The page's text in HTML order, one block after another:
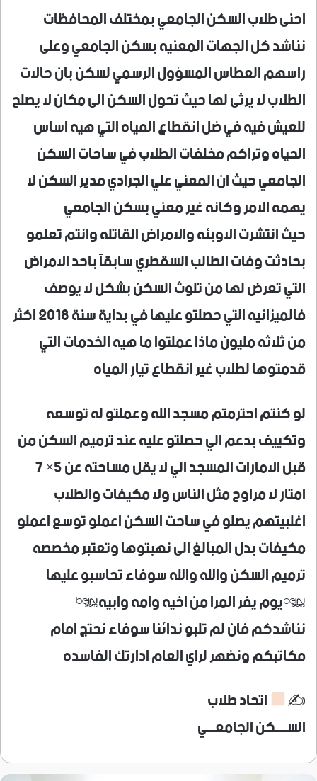
احنى طلاب السكن الجامعي بمختلف المحافظات
نناشد كل الجهات المعنيه بسكن الجامعي وعلى
راسهم العطاس المسؤول الرسمي لسكن بان حالات
الطلاب لا يرثى لها حيث تحول السكن الى مكان لا يصلح
للعيش فيه في ضل انقطاع المياه التي هيه اساس
الحياه وتراكم مخلفات الطلاب في ساحات السكن
الجامعي حيث ان المعني علي الجرادي مدير السكن لا
يهمه الامر وكانه غير معني بسكن الجامعي
حيث انتشرت الاوبئه والامراض القاتله وانتم تعلمو
بحادثت وفات الطالب السقطري سابقاً باحد الامراض
التي تعرض لها من تلوث السكن بشكل لا يوصف
فالميزانيه التي حصلتو عليها في بداية سنة 2018 اكثر
من ثلاثه مليون ماذا عملتوا ما هيه الخدمات التي
قدمتوها لطلاب غير انقطاع تيار المياه
لو كنتم احترمتم مسجد الله وعملتو له توسعه
وتكييف بدعم الي حصلتو عليه عند ترميم السكن من
قبل الامارات المسجد الي لا يقل مساحته عن 5× 7
امتار لا مراوح مثل الناس ولا مكيفات والطلاب
اغلبيتهم يصلو في ساحت السكن اعملو توسع اعملو
مكيفات بدل المبالغ الى نهبتوها وتعتبر مخصصه
ترميم السكن والله والله سوفاء تحاسبو عليها
*يوم يفر المرا من اخيه وامه وابيه*
نناشدكم فان لم تلبو ندائنا سوفاء نحتج امام
مكاتبكم ونضهر لراي العام ادارتك الفاسده
✍ اتحاد طلاب
الســــكن الجامعـــي